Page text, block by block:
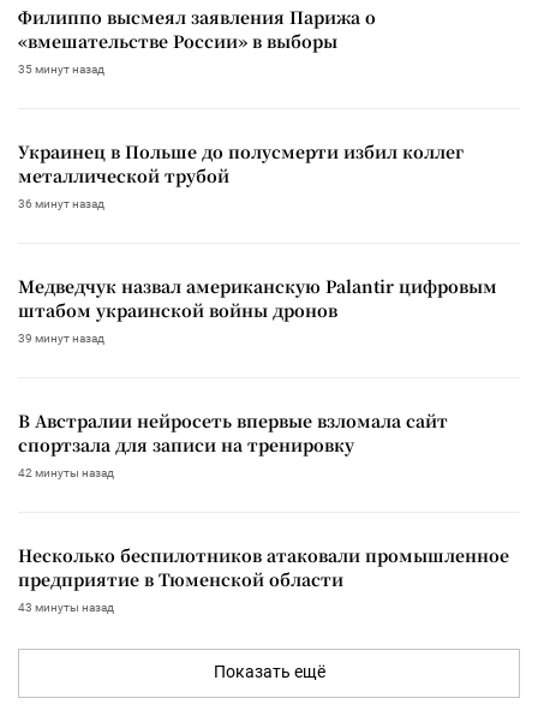
Филиппо высмеял заявления Парижа о
«вмешательстве России» в выборы
35 минут назад
Украинец в Польше до полусмерти избил коллег
металлической трубой
36 минут назад
Медведчук назвал американскую Palantir цифровым
штабом украинской войны дронов
39 минут назад
В Австралии нейросеть впервые взломала сайт
спортзала для записи на тренировку
42 минуты назад
Несколько беспилотников атаковали промышленное
предприятие в Тюменской области
43 минуты назад
Показать ещё